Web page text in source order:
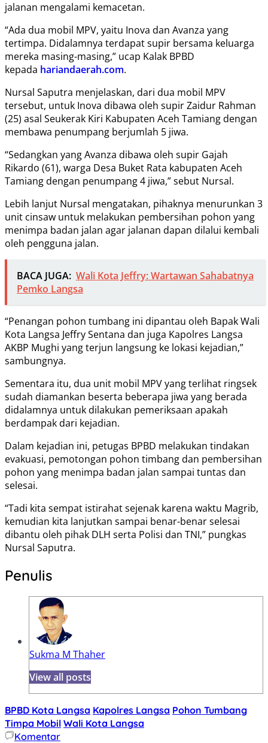
jalanan mengalami kemacetan.
“Ada dua mobil MPV, yaitu Inova dan Avanza yang
tertimpa. Didalamnya terdapat supir bersama keluarga
mereka masing-masing,” ucap Kalak BPBD
kepada hariandaerah.com.
Nursal Saputra menjelaskan, dari dua mobil MPV
tersebut, untuk Inova dibawa oleh supir Zaidur Rahman
(25) asal Seukerak Kiri Kabupaten Aceh Tamiang dengan
membawa penumpang berjumlah 5 jiwa.
“Sedangkan yang Avanza dibawa oleh supir Gajah
Rikardo (61), warga Desa Buket Rata kabupaten Aceh
Tamiang dengan penumpang 4 jiwa,” sebut Nursal.
Lebih lanjut Nursal mengatakan, pihaknya menurunkan 3
unit cinsaw untuk melakukan pembersihan pohon yang
menimpa badan jalan agar jalanan dapan dilalui kembali
oleh pengguna jalan.
BACA JUGA: Wali Kota Jeffry: Wartawan Sahabatnya
Pemko Langsa
“Penangan pohon tumbang ini dipantau oleh Bapak Wali
Kota Langsa Jeffry Sentana dan juga Kapolres Langsa
AKBP Mughi yang terjun langsung ke lokasi kejadian,”
sambungnya.
Sementara itu, dua unit mobil MPV yang terlihat ringsek
sudah diamankan beserta beberapa jiwa yang berada
didalamnya untuk dilakukan pemeriksaan apakah
berdampak dari kejadian.
Dalam kejadian ini, petugas BPBD melakukan tindakan
evakuasi, pemotongan pohon timbang dan pembersihan
pohon yang menimpa badan jalan sampai tuntas dan
selesai.
“Tadi kita sempat istirahat sejenak karena waktu Magrib,
kemudian kita lanjutkan sampai benar-benar selesai
dibantu oleh pihak DLH serta Polisi dan TNI,” pungkas
Nursal Saputra.
Penulis
Sukma M Thaher
View all posts
BPBD Kota Langsa Kapolres Langsa Pohon Tumbang
Timpa Mobil Wali Kota Langsa
Komentar